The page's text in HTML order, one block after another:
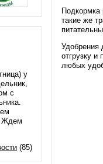
у
с
Ждем
(85)
Подкормка
такие же
Удобрения
отгрузку
любых